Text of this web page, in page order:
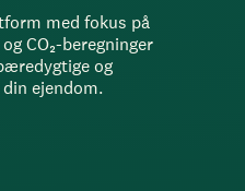
med fokus på
CO₂-beregninger
og
ejendom.